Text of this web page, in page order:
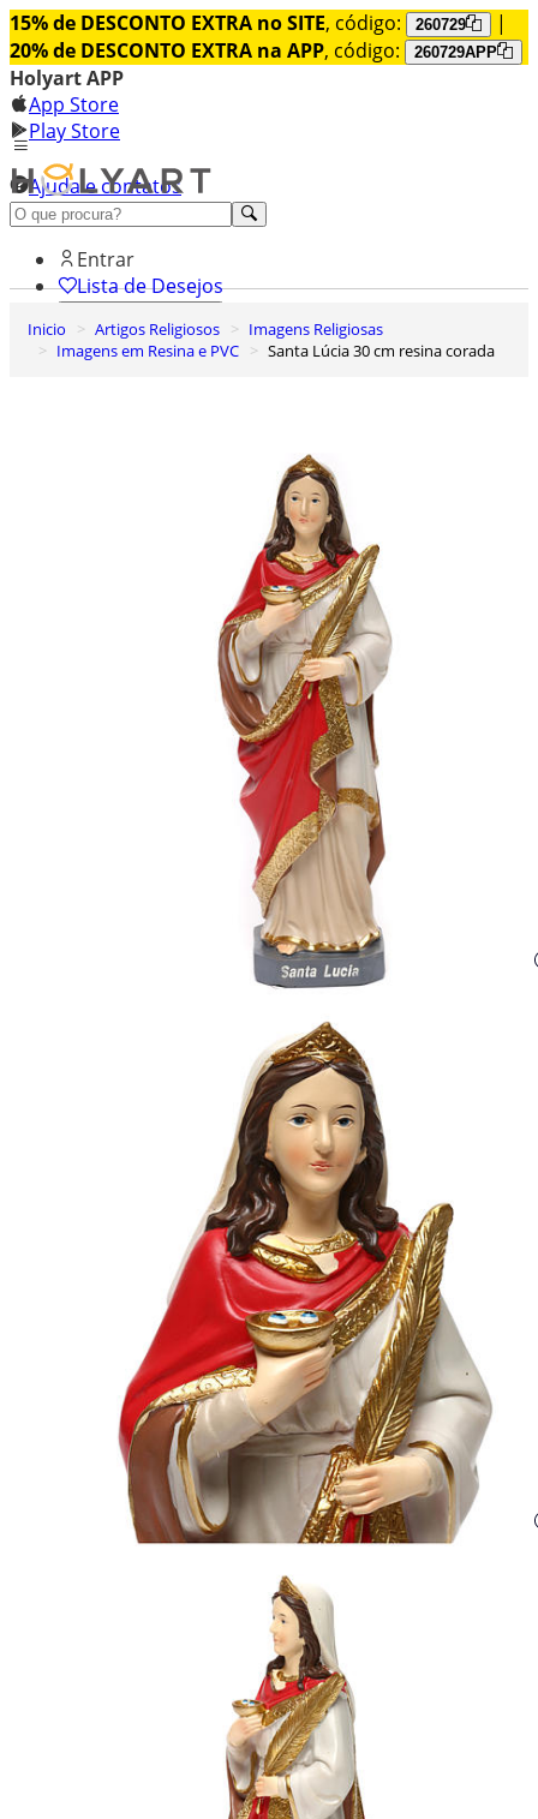
15% de DESCONTO EXTRA no SITE, código: 260729
|
20% de DESCONTO EXTRA na APP, código: 260729APP
Holyart APP
App Store
Play Store
Ajuda e contatos
Conheça premium
Entrar
Lista de Desejos
0
Carrinho de Compras
Inicio Artigos Religiosos
Imagens Religiosas
Imagens em Resina e PVC
Santa Lúcia 30 cm resina corada